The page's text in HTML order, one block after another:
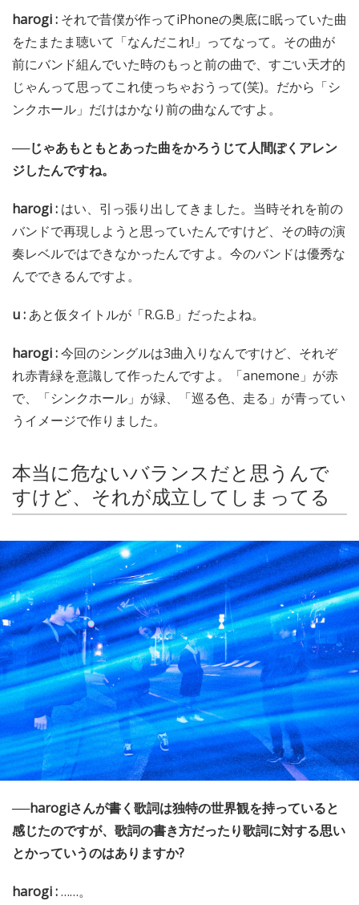
harogi : それで昔僕が作ってiPhoneの奥底に眠っていた曲
をたまたま聴いて「なんだこれ!」ってなって。その曲が
前にバンド組んでいた時のもっと前の曲で、すごい天才的
じゃんって思ってこれ使っちゃおうって(笑)。だから「シ
ンクホール」だけはかなり前の曲なんですよ。
──じゃあもともとあった曲をかろうじて人間ぽくアレン
ジしたんですね。
harogi : はい、引っ張り出してきました。当時それを前の
バンドで再現しようと思っていたんですけど、その時の演
奏レベルではできなかったんですよ。今のバンドは優秀な
んでできるんですよ。
u : あと仮タイトルが「R.G.B」だったよね。
harogi :今回のシングルは3曲入りなんですけど、それぞ
れ赤青緑を意識して作ったんですよ。「anemone」が赤
で、「シンクホール」が緑、「巡る色、走る」が青ってい
うイメージで作りました。
本当に危ないバランスだと思うんで
すけど、それが成立してしまってる
──harogiさんが書く歌詞は独特の世界観を持っていると
感じたのですが、歌詞の書き方だったり歌詞に対する思い
とかっていうのはありますか?
harogi :……。